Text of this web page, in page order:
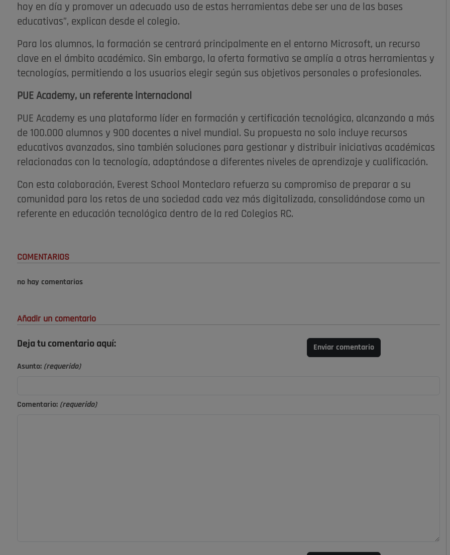
hoy en día y promover un adecuado uso de estas herramientas debe ser una de las bases
educativas”, explican desde el colegio.
Para los alumnos, la formación se centrará principalmente en el entorno Microsoft, un recurso
clave en el ámbito académico. Sin embargo, la oferta formativa se amplía a otras herramientas y
tecnologías, permitiendo a los usuarios elegir según sus objetivos personales o profesionales.
PUE Academy, un referente internacional
PUE Academy es una plataforma líder en formación y certificación tecnológica, alcanzando a más
de 100.000 alumnos y 900 docentes a nivel mundial. Su propuesta no solo incluye recursos
educativos avanzados, sino también soluciones para gestionar y distribuir iniciativas académicas
relacionadas con la tecnología, adaptándose a diferentes niveles de aprendizaje y cualificación.
Con esta colaboración, Everest School Monteclaro refuerza su compromiso de preparar a su
comunidad para los retos de una sociedad cada vez más digitalizada, consolidándose como un
referente en educación tecnológica dentro de la red Colegios RC.
COMENTARIOS
no hay comentarios
Añadir un comentario
Deja tu comentario aquí: Enviar comentario
Asunto: (requerido)
Comentario: (requerido)